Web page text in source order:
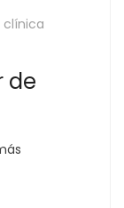
clínica
de